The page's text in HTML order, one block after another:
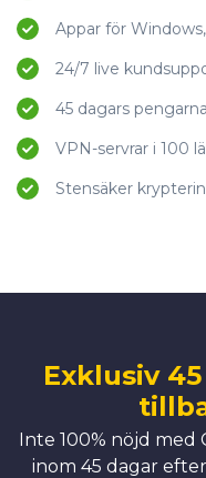
Appar för
24/7 live
45 dagars
VPN-servrar i 100
Stensäker
Exklusiv
Inte 100% nöjd med
inom 45 dagar